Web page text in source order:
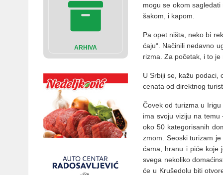
ARHIVA
mo­gu se okom
ša­kom, i ka­pom.
Pa opet ni­šta, ne­ko bi
ća­ju“. Na­či­ni­li ne­dav­no
ri­zma. Za po­če­tak, i to je
U Sr­bi­ji se, ka­žu
ce­na­ta od di­rekt­nog
Čo­vek od tu­ri­zma u
ima svo­ju vi­zi­ju na
oko 50 ka­te­go­ri­sa­nih
zmom. Se­o­ski tu­ri­zam
ća­ma, hra­nu i pi­će ko­je
sve­ga ne­ko­li­ko
će u Kru­še­do­lu bi­ti